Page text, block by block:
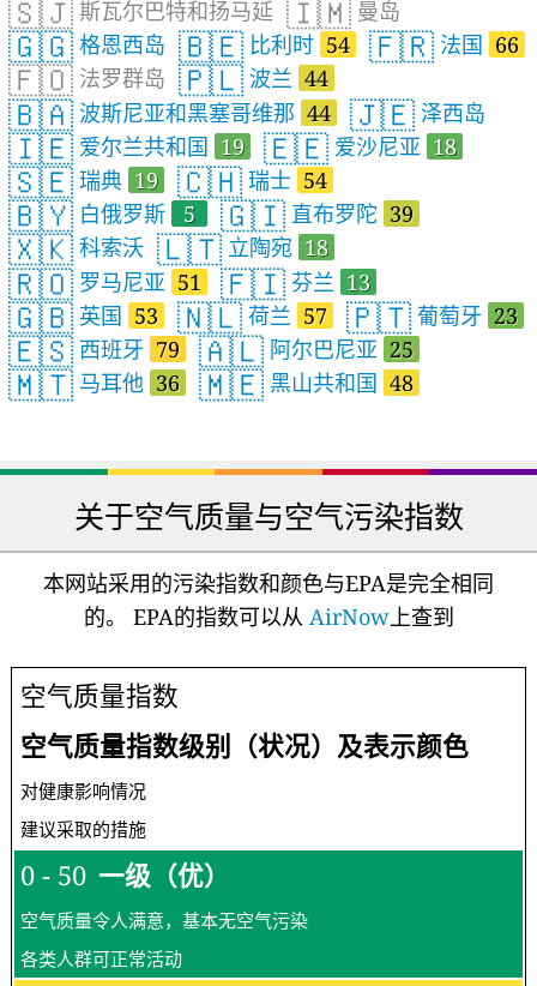
🇸🇯 斯瓦尔巴特和扬马延 🇮🇲 曼岛
🇬🇬 格恩西岛 🇧🇪 比利时 54 🇫🇷 法国 66
🇫🇴 法罗群岛 🇵🇱 波兰 44
🇧🇦 波斯尼亚和黑塞哥维那 44 🇯🇪 泽西岛
🇮🇪 爱尔兰共和国 19 🇪🇪 爱沙尼亚 18
🇸🇪 瑞典 19 🇨🇭 瑞士 54
🇧🇾 白俄罗斯 5 🇬🇮 直布罗陀 39
🇽🇰 科索沃 🇱🇹 立陶宛 18
🇷🇴 罗马尼亚 51 🇫🇮 芬兰 13
🇬🇧 英国 53 🇳🇱 荷兰 57 🇵🇹 葡萄牙 23
🇪🇸 西班牙 79 🇦🇱 阿尔巴尼亚 25
🇲🇹 马耳他 36 🇲🇪 黑山共和国 48
关于空气质量与空气污染指数
本网站采用的污染指数和颜色与EPA是完全相同
的。 EPA的指数可以从 AirNow上查到
空气质量指数
空气质量指数级别（状况）及表示颜色
对健康影响情况
建议采取的措施
0 - 50 一级（优）
空气质量令人满意，基本无空气污染
各类人群可正常活动